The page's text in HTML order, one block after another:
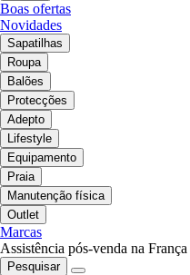
Boas ofertas
Novidades
Sapatilhas
Roupa
Balões
Protecções
Adepto
Lifestyle
Equipamento
Praia
Manutenção física
Outlet
Marcas
Assistência pós-venda na França
Pesquisar